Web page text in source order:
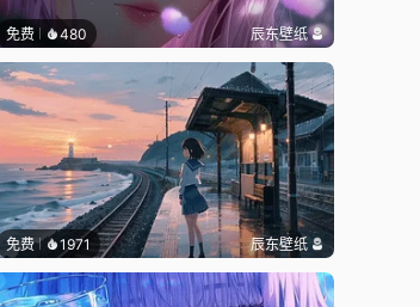
免费 480 辰东壁纸
免费 1971 辰东壁纸